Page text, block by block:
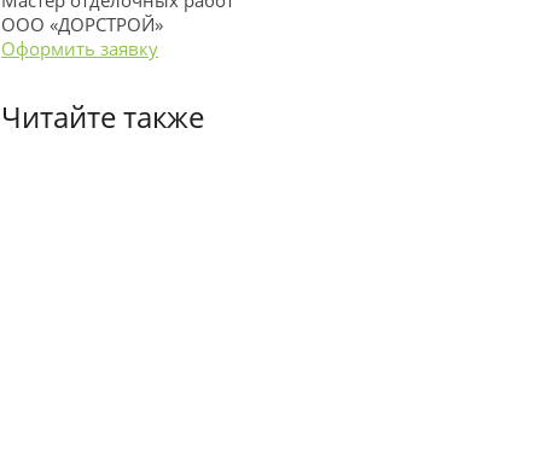
ООО «ДОРСТРОЙ»
Оформить заявку
Читайте также